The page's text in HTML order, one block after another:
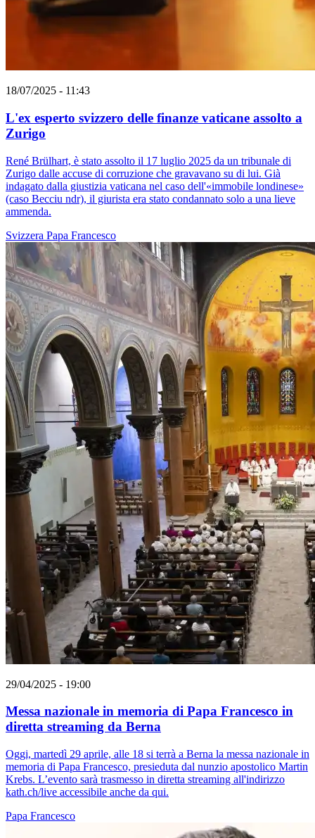
18/07/2025 - 11:43
L'ex esperto svizzero delle finanze vaticane assolto a
Zurigo
René Brülhart, è stato assolto il 17 luglio 2025 da un tribunale di
Zurigo dalle accuse di corruzione che gravavano su di lui. Già
indagato dalla giustizia vaticana nel caso dell'«immobile londinese»
(caso Becciu ndr), il giurista era stato condannato solo a una lieve
ammenda.
Svizzera Papa Francesco
29/04/2025 - 19:00
Messa nazionale in memoria di Papa Francesco in
diretta streaming da Berna
Oggi, martedì 29 aprile, alle 18 si terrà a Berna la messa nazionale in
memoria di Papa Francesco, presieduta dal nunzio apostolico Martin
Krebs. L’evento sarà trasmesso in diretta streaming all'indirizzo
kath.ch/live accessibile anche da qui.
Papa Francesco